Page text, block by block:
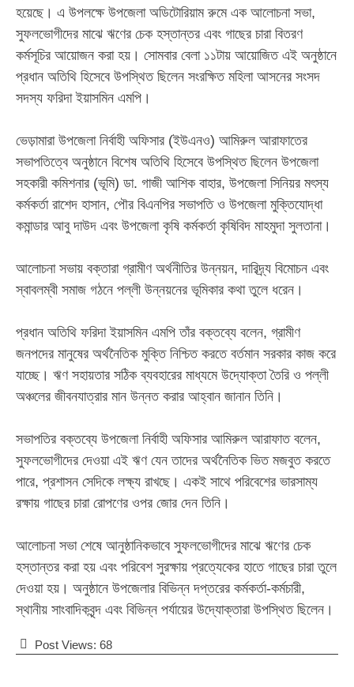
হয়েছে। এ উপলক্ষে উপজেলা অডিটোরিয়াম রুমে এক আলোচনা সভা,
সুফলভোগীদের মাঝে ঋণের চেক হস্তান্তর এবং গাছের চারা বিতরণ
কর্মসূচির আয়োজন করা হয়। সোমবার বেলা ১১টায় আয়োজিত এই অনুষ্ঠানে
প্রধান অতিথি হিসেবে উপস্থিত ছিলেন সংরক্ষিত মহিলা আসনের সংসদ
সদস্য ফরিদা ইয়াসমিন এমপি।
ভেড়ামারা উপজেলা নির্বাহী অফিসার (ইউএনও) আমিরুল আরাফাতের
সভাপতিত্বে অনুষ্ঠানে বিশেষ অতিথি হিসেবে উপস্থিত ছিলেন উপজেলা
সহকারী কমিশনার (ভূমি) ডা. গাজী আশিক বাহার, উপজেলা সিনিয়র মৎস্য
কর্মকর্তা রাশেদ হাসান, পৌর বিএনপির সভাপতি ও উপজেলা মুক্তিযোদ্ধা
কমান্ডার আবু দাউদ এবং উপজেলা কৃষি কর্মকর্তা কৃষিবিদ মাহমুদা সুলতানা।
‎আলোচনা সভায় বক্তারা গ্রামীণ অর্থনীতির উন্নয়ন, দারিদ্র্য বিমোচন এবং
স্বাবলম্বী সমাজ গঠনে পল্লী উন্নয়নের ভূমিকার কথা তুলে ধরেন।
‎প্রধান অতিথি ফরিদা ইয়াসমিন এমপি তাঁর বক্তব্যে বলেন, গ্রামীণ
জনপদের মানুষের অর্থনৈতিক মুক্তি নিশ্চিত করতে বর্তমান সরকার কাজ করে
যাচ্ছে। ঋণ সহায়তার সঠিক ব্যবহারের মাধ্যমে উদ্যোক্তা তৈরি ও পল্লী
অঞ্চলের জীবনযাত্রার মান উন্নত করার আহ্বান জানান তিনি।
সভাপতির বক্তব্যে উপজেলা নির্বাহী অফিসার আমিরুল আরাফাত বলেন,
সুফলভোগীদের দেওয়া এই ঋণ যেন তাদের অর্থনৈতিক ভিত মজবুত করতে
পারে, প্রশাসন সেদিকে লক্ষ্য রাখছে। একই সাথে পরিবেশের ভারসাম্য
রক্ষায় গাছের চারা রোপণের ওপর জোর দেন তিনি।
আলোচনা সভা শেষে আনুষ্ঠানিকভাবে সুফলভোগীদের মাঝে ঋণের চেক
হস্তান্তর করা হয় এবং পরিবেশ সুরক্ষায় প্রত্যেকের হাতে গাছের চারা তুলে
দেওয়া হয়। অনুষ্ঠানে উপজেলার বিভিন্ন দপ্তরের কর্মকর্তা-কর্মচারী,
স্থানীয় সাংবাদিকবৃন্দ এবং বিভিন্ন পর্যায়ের উদ্যোক্তারা উপস্থিত ছিলেন।
Post Views: 68